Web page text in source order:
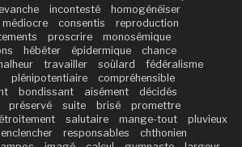
incontesté
homogénéiser
médiocre consentis
reproduction
proscrire
monosémique
hébéter épidermique
chance
travailler soûlard
fédéralisme
plénipotentiaire
compréhensible
bondissant aisément
décidés
préservé suite brisé
promettre
étroitement salutaire mange-tout
pluvieux
enclencher responsables
chthonien